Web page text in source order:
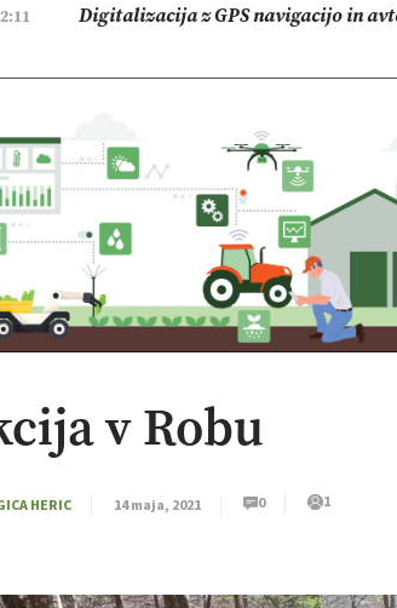
Pomagajmo družini Bregar po
v Robu
HERIC 14 maja, 2021 0 1